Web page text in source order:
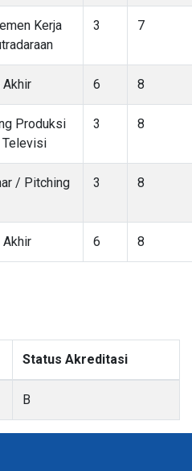
Kerja
3 7
Akhir 6 8
Produksi
3 8
/ Pitching
3 8
Akhir 6 8
Status Akreditasi
B